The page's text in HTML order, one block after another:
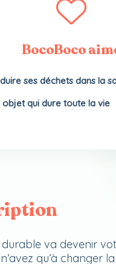
durable va devenir
qu’à changer
BocoBoco
ses déchets dans la
objet qui dure toute la vie